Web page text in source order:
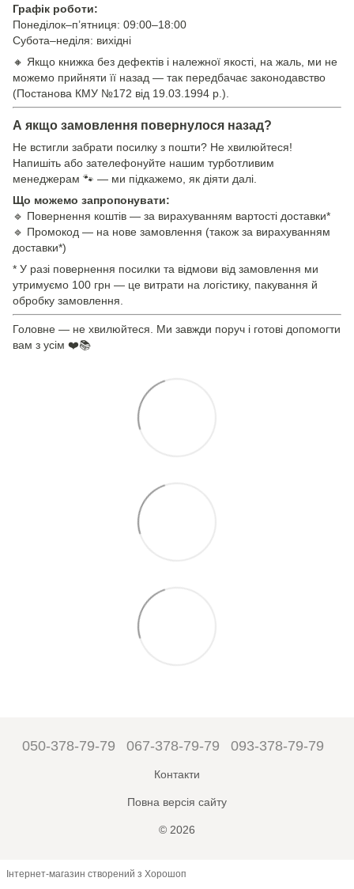
Графік роботи:
Понеділок–п’ятниця: 09:00–18:00
Субота–неділя: вихідні
🔸 Якщо книжка без дефектів і належної якості, на жаль, ми не
можемо прийняти її назад — так передбачає законодавство
(Постанова КМУ №172 від 19.03.1994 р.).
А якщо замовлення повернулося назад?
Не встигли забрати посилку з пошти? Не хвилюйтеся!
Напишіть або зателефонуйте нашим турботливим
менеджерам 🐾 — ми підкажемо, як діяти далі.
Що можемо запропонувати:
🔹 Повернення коштів — за вирахуванням вартості доставки*
🔹 Промокод — на нове замовлення (також за вирахуванням
доставки*)
* У разі повернення посилки та відмови від замовлення ми
утримуємо 100 грн — це витрати на логістику, пакування й
обробку замовлення.
Головне — не хвилюйтеся. Ми завжди поруч і готові допомогти
вам з усім ❤️📚
050-378-79-79 067-378-79-79 093-378-79-79
Контакти
Повна версія сайту
© 2026
Інтернет-магазин створений з Хорошоп